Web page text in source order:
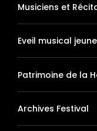
Musiciens et
Eveil musical
Patrimoine de la
Archives Festival